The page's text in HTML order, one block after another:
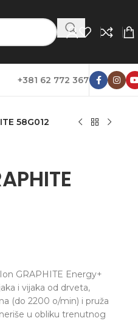
+381 62 772 367
58G012
GRAPHITE Energy+
i vijaka od drveta,
(do 2200 o/min) i pruža
u obliku trenutnog